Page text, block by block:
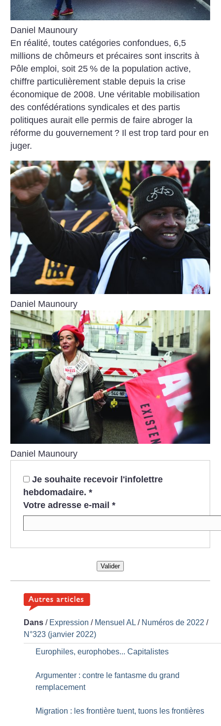
Daniel Maunoury
En réalité, toutes catégories confondues, 6,5
millions de chômeurs et précaires sont inscrits à
Pôle emploi, soit 25 % de la population active,
chiffre particulièrement stable depuis la crise
économique de 2008. Une véritable mobilisation
des confédérations syndicales et des partis
politiques aurait elle permis de faire abroger la
réforme du gouvernement ? Il est trop tard pour en
juger.
Daniel Maunoury
Daniel Maunoury
Je souhaite recevoir l'infolettre
hebdomadaire. *
Votre adresse e-mail *
Valider
Dans / Expression / Mensuel AL / Numéros de 2022 /
N°323 (janvier 2022)
Europhiles, europhobes... Capitalistes
Argumenter : contre le fantasme du grand
remplacement
Migration : les frontière tuent, tuons les frontières